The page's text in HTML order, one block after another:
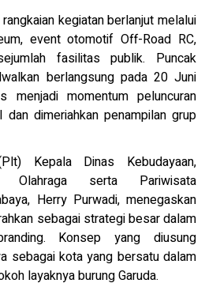
kegiatan berlanjut melalui
event otomotif Off-Road RC,
fasilitas publik. Puncak
berlangsung pada 20 Juni
menjadi momentum peluncuran
dimeriahkan penampilan grup
Kepala Dinas Kebudayaan,
Olahraga serta Pariwisata
Herry Purwadi, menegaskan
sebagai strategi besar dalam
Konsep yang diusung
sebagai kota yang bersatu dalam
layaknya burung Garuda.